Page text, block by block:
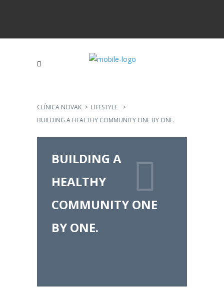
CLÍNICA NOVAK > LIFESTYLE
>
BUILDING A HEALTHY COMMUNITY ONE BY ONE.
BUILDING A
HEALTHY
COMMUNITY ONE
BY ONE.